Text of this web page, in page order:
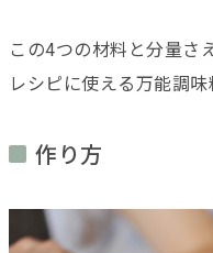
この4つの材料と分量さ
レシピに使える万能調味
作り方